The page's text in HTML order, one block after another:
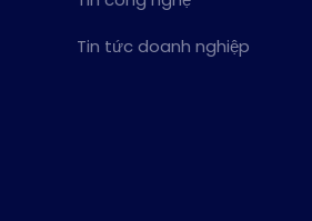
Tin tức doanh nghiệp